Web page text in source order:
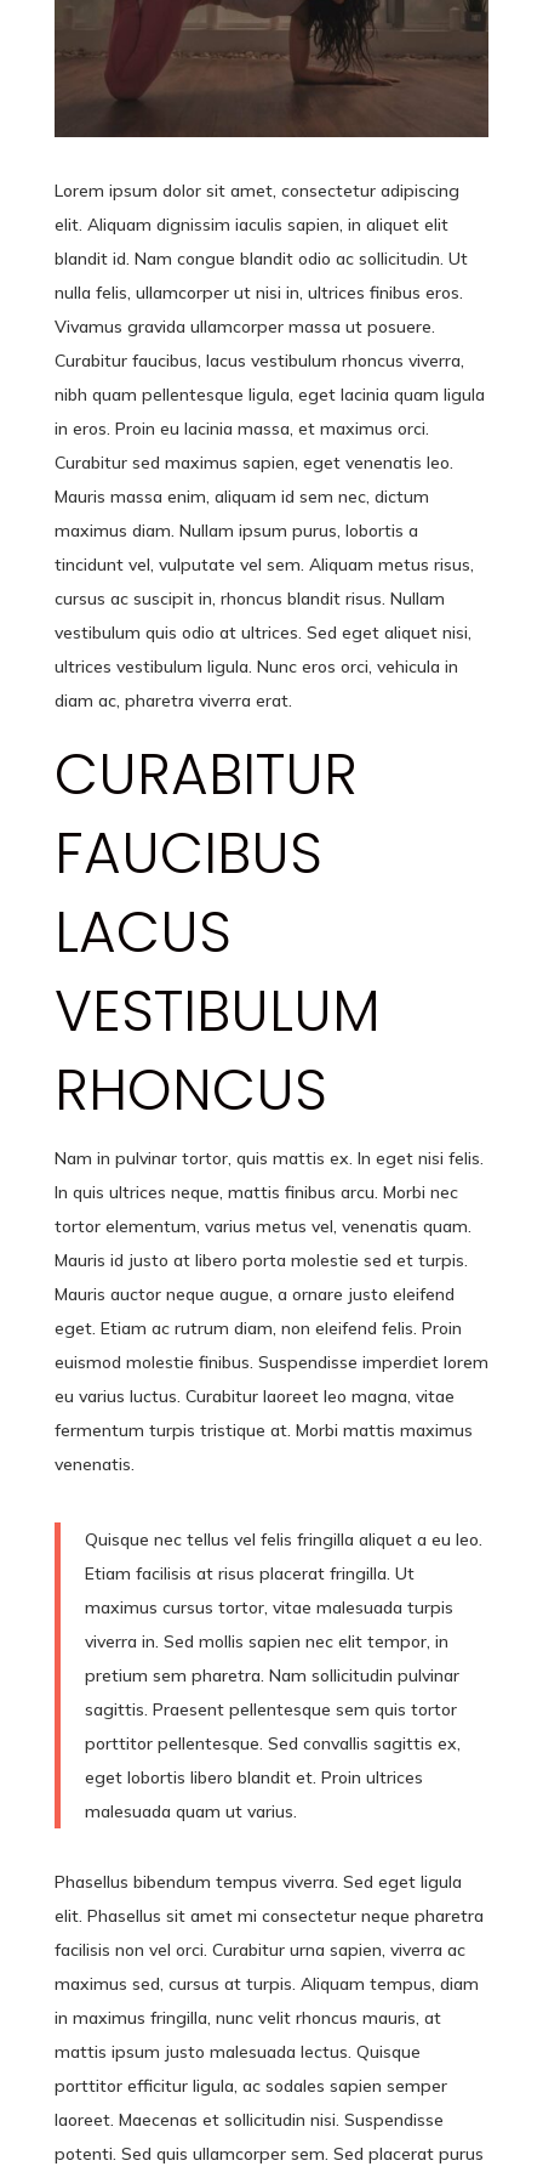
Lorem ipsum dolor sit amet, consectetur adipiscing
elit. Aliquam dignissim iaculis sapien, in aliquet elit
blandit id. Nam congue blandit odio ac sollicitudin. Ut
nulla felis, ullamcorper ut nisi in, ultrices finibus eros.
Vivamus gravida ullamcorper massa ut posuere.
Curabitur faucibus, lacus vestibulum rhoncus viverra,
nibh quam pellentesque ligula, eget lacinia quam ligula
in eros. Proin eu lacinia massa, et maximus orci.
Curabitur sed maximus sapien, eget venenatis leo.
Mauris massa enim, aliquam id sem nec, dictum
maximus diam. Nullam ipsum purus, lobortis a
tincidunt vel, vulputate vel sem. Aliquam metus risus,
cursus ac suscipit in, rhoncus blandit risus. Nullam
vestibulum quis odio at ultrices. Sed eget aliquet nisi,
ultrices vestibulum ligula. Nunc eros orci, vehicula in
diam ac, pharetra viverra erat.
CURABITUR
FAUCIBUS
LACUS
VESTIBULUM
RHONCUS
Nam in pulvinar tortor, quis mattis ex. In eget nisi felis.
In quis ultrices neque, mattis finibus arcu. Morbi nec
tortor elementum, varius metus vel, venenatis quam.
Mauris id justo at libero porta molestie sed et turpis.
Mauris auctor neque augue, a ornare justo eleifend
eget. Etiam ac rutrum diam, non eleifend felis. Proin
euismod molestie finibus. Suspendisse imperdiet lorem
eu varius luctus. Curabitur laoreet leo magna, vitae
fermentum turpis tristique at. Morbi mattis maximus
venenatis.
Quisque nec tellus vel felis fringilla aliquet a eu leo.
Etiam facilisis at risus placerat fringilla. Ut
maximus cursus tortor, vitae malesuada turpis
viverra in. Sed mollis sapien nec elit tempor, in
pretium sem pharetra. Nam sollicitudin pulvinar
sagittis. Praesent pellentesque sem quis tortor
porttitor pellentesque. Sed convallis sagittis ex,
eget lobortis libero blandit et. Proin ultrices
malesuada quam ut varius.
Phasellus bibendum tempus viverra. Sed eget ligula
elit. Phasellus sit amet mi consectetur neque pharetra
facilisis non vel orci. Curabitur urna sapien, viverra ac
maximus sed, cursus at turpis. Aliquam tempus, diam
in maximus fringilla, nunc velit rhoncus mauris, at
mattis ipsum justo malesuada lectus. Quisque
porttitor efficitur ligula, ac sodales sapien semper
laoreet. Maecenas et sollicitudin nisi. Suspendisse
potenti. Sed quis ullamcorper sem. Sed placerat purus